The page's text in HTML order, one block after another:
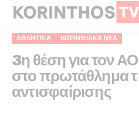
ΑΘΛΗΤΙΚΑ ΚΟΡΙΝΘΙΑΚΆ ΝΈΑ
3η θέση για τον
στο πρωτάθλημα
αντισφαίρισης